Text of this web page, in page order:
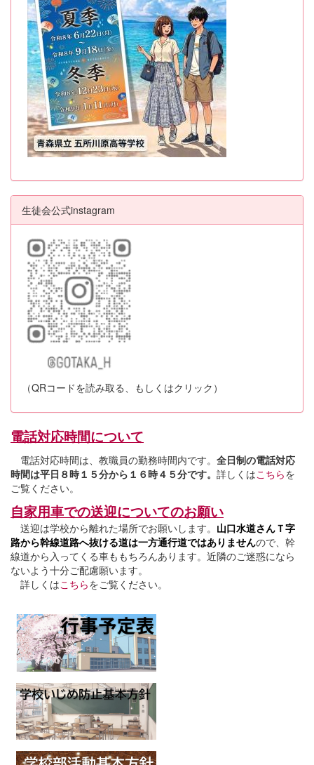
生徒会公式instagram
（QRコードを読み取る、もしくはクリック）
電話対応時間について
電話対応時間は、教職員の勤務時間内です。 全日制の電話対応
時間は平日８時１５分から１６時４５分です。 詳しくはこちらを
ご覧ください。
自家用車での送迎についてのお願い
送迎は学校から離れた場所でお願いします。 山口水道さんＴ字
路から幹線道路へ抜ける道は一方通行道ではありませんので、幹
線道から入ってくる車ももちろんあります。近隣のご迷惑になら
ないよう十分ご配慮願います。
詳しくはこちらをご覧ください。